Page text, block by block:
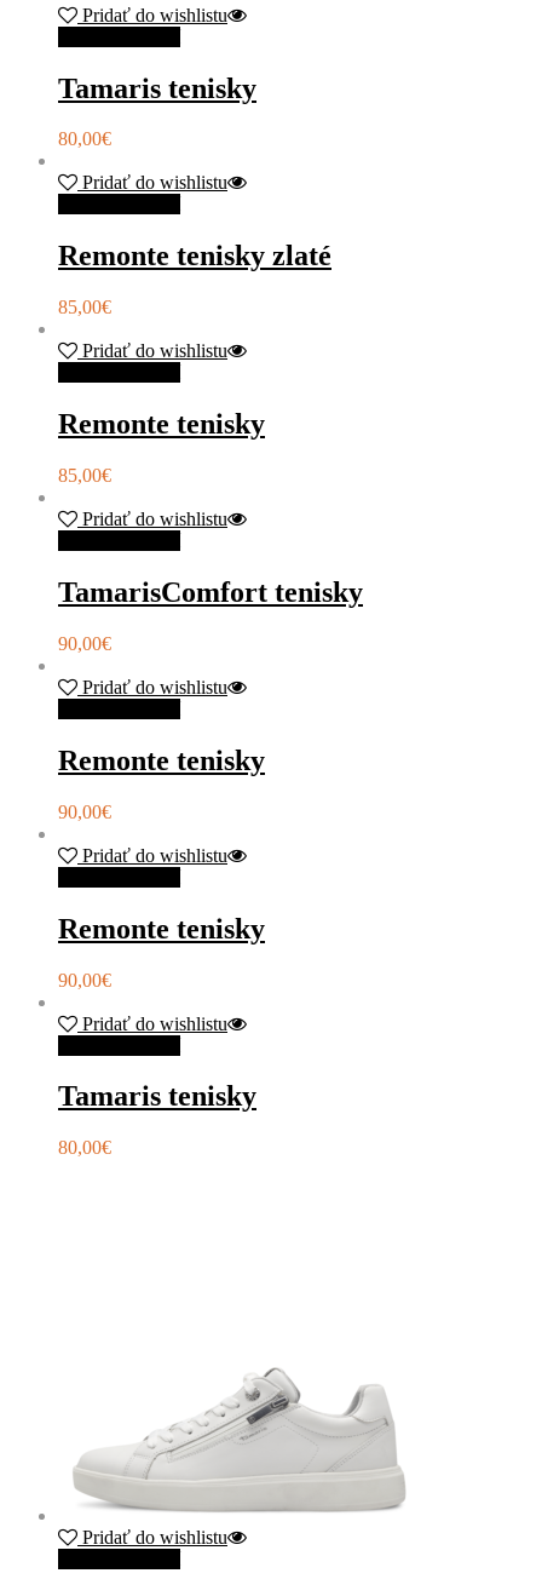
Pridať do wishlistu
Tamaris tenisky
80,00€
Pridať do wishlistu
Remonte tenisky zlaté
85,00€
Pridať do wishlistu
Remonte tenisky
85,00€
Pridať do wishlistu
TamarisComfort tenisky
90,00€
Pridať do wishlistu
Remonte tenisky
90,00€
Pridať do wishlistu
Remonte tenisky
90,00€
Pridať do wishlistu
Tamaris tenisky
80,00€
Pridať do wishlistu